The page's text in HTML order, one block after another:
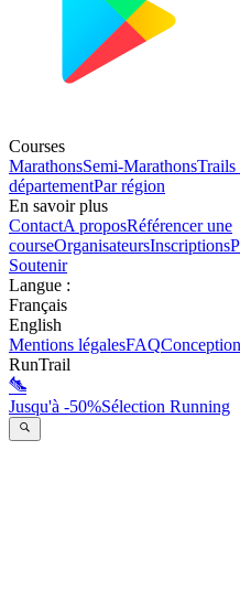
Courses
MarathonsSemi-MarathonsTrails
départementPar région
En savoir plus
ContactA proposRéférencer une
courseOrganisateursInscriptions
Soutenir
Langue :
Français
English
Mentions légalesFAQConception
RunTrail
Jusqu'à -50%Sélection Running